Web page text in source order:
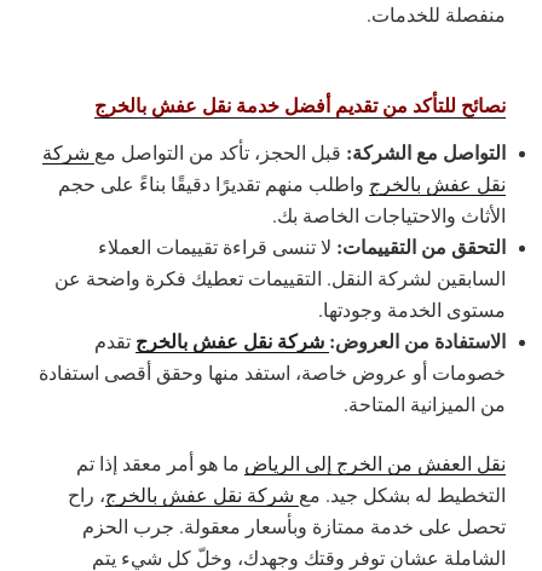
منفصلة للخدمات.
نصائح للتأكد من تقديم أفضل خدمة نقل عفش بالخرج
التواصل مع الشركة: قبل الحجز، تأكد من التواصل مع شركة
نقل عفش بالخرج واطلب منهم تقديرًا دقيقًا بناءً على حجم
الأثاث والاحتياجات الخاصة بك.
التحقق من التقييمات: لا تنسى قراءة تقييمات العملاء
السابقين لشركة النقل. التقييمات تعطيك فكرة واضحة عن
مستوى الخدمة وجودتها.
الاستفادة من العروض: شركة نقل عفش بالخرج تقدم
خصومات أو عروض خاصة، استفد منها وحقق أقصى استفادة
من الميزانية المتاحة.
نقل العفش من الخرج إلى الرياض ما هو أمر معقد إذا تم
التخطيط له بشكل جيد. مع شركة نقل عفش بالخرج، راح
تحصل على خدمة ممتازة وبأسعار معقولة. جرب الحزم
الشاملة عشان توفر وقتك وجهدك، وخلّ كل شيء يتم